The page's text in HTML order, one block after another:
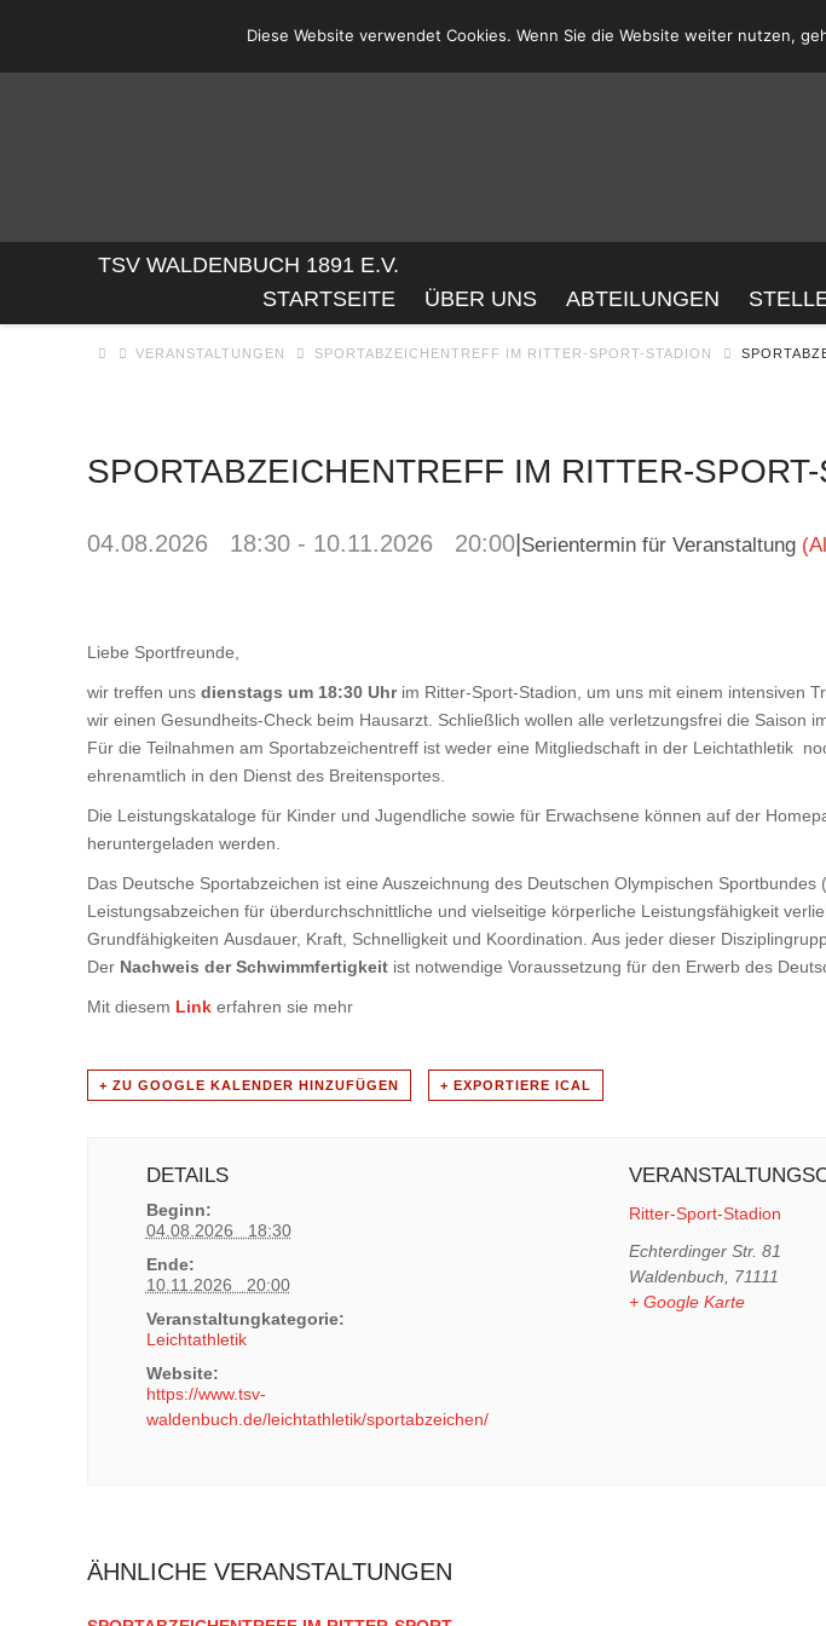
TSV
WALDENBUCH
E.V.
TSV WALDENBUCH 1891 E.V.
STARTSEITE
ÜBER UNS ABTEILUNGEN
VERANSTALTUNGEN SPORTABZEICHENTREFF IM RITTER-SPORT-STADION
SPORTABZEICHENTREFF IM RITTER-
04.08.2026 18:30 - 10.11.2026 20:00 Serientermin für Veranstaltung
Liebe Sportfreunde,
wir treffen uns dienstags um 18:30 Uhrim Ritter-Sport-Stadion, um uns mit einem intensiven
wir einen Gesundheits-Check beim Hausarzt. Schließlich wollen alle verletzungsfrei die Saison
Für die Teilnahmen am Sportabzeichentreff ist weder eine Mitgliedschaft in der Leichtathletik
ehrenamtlich in den Dienst des Breitensportes.
Die Leistungskataloge für Kinder und Jugendliche sowie für Erwachsene können auf der
heruntergeladen werden.
Das Deutsche Sportabzeichen ist eine Auszeichnung des Deutschen Olympischen
Leistungsabzeichen für überdurchschnittliche und vielseitige körperliche Leistungsfähigkeit
Grundfähigkeiten Ausdauer, Kraft, Schnelligkeit und Koordination. Aus jeder dieser
Der Nachweis der Schwimmfertigkeit ist notwendige Voraussetzung für den Erwerb des
Mit diesem Link erfahren sie mehr
+ ZU GOOGLE KALENDER HINZUFÜGEN + EXPORTIERE ICAL
DETAILS
Beginn:
04.08.2026 18:30
Ende:
10.11.2026 20:00
Veranstaltungkategorie:
Leichtathletik
Website:
https://www.tsv-
waldenbuch.de/leichtathletik/sportabzeichen/
Ritter-Sport-Stadion
Echterdinger Str. 81
Waldenbuch, 71111
+ Google Karte
ÄHNLICHE VERANSTALTUNGEN
Diese Website verwendet Cookies. Wenn Sie die Website weiter nutzen,